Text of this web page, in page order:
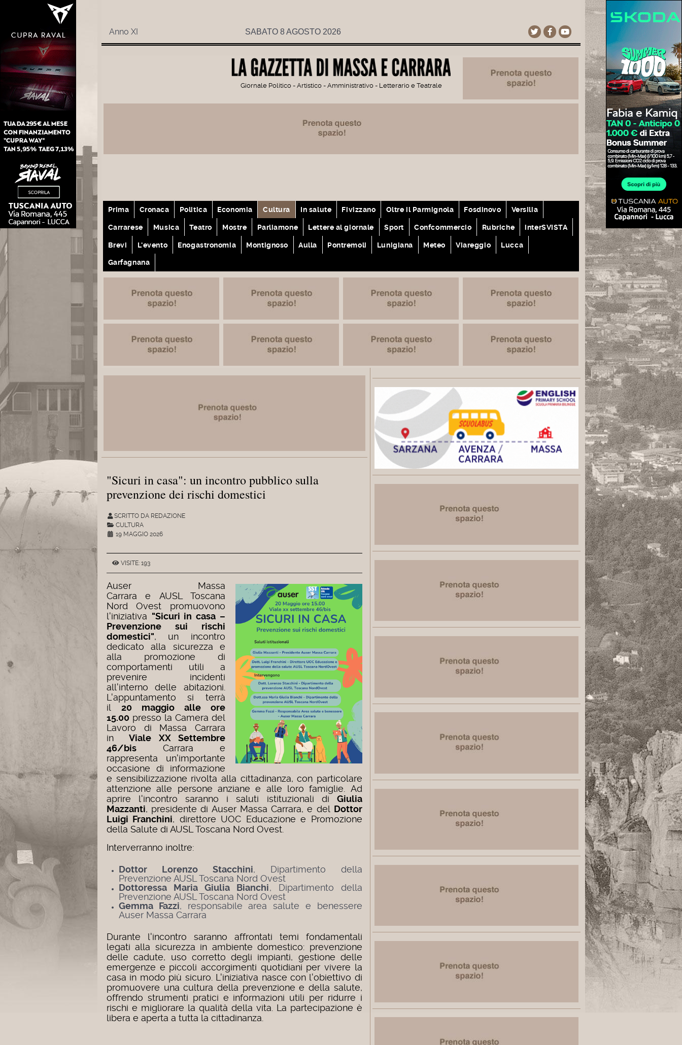
Anno XI SABATO 8 AGOSTO 2026
Giornale Politico - Artistico - Amministrativo - Letterario e Teatrale
Prima Cronaca Politica Economia Cultura In salute Fivizzano Oltre il Parmignola Fosdinovo Versilia
Carrarese Musica Teatro Mostre Parliamone Lettere al giornale Sport Confcommercio Rubriche interSVISTA
Brevi L'evento Enogastronomia Montignoso Aulla Pontremoli Lunigiana Meteo Viareggio Lucca
Garfagnana
"Sicuri in casa": un incontro pubblico sulla
prevenzione dei rischi domestici
SCRITTO DA REDAZIONE
CULTURA
19 MAGGIO 2026
VISITE: 193
Auser Massa
Carrara e AUSL Toscana
Nord Ovest promuovono
l'iniziativa "Sicuri in casa –
Prevenzione sui rischi
domestici", un incontro
dedicato alla sicurezza e
alla promozione di
comportamenti utili a
prevenire incidenti
all'interno delle abitazioni.
L'appuntamento si terrà
il 20 maggio alle ore
15.00 presso la Camera del
Lavoro di Massa Carrara
inViale XX Settembre
46/bis Carrara e
rappresenta un'importante
occasione di informazione
e sensibilizzazione rivolta alla cittadinanza, con particolare
attenzione alle persone anziane e alle loro famiglie. Ad
aprire l'incontro saranno i saluti istituzionali di Giulia
Mazzanti, presidente di Auser Massa Carrara, e del Dottor
Luigi Franchini, direttore UOC Educazione e Promozione
della Salute di AUSL Toscana Nord Ovest.
Interverranno inoltre:
Dottor Lorenzo Stacchini, Dipartimento della
Prevenzione AUSL Toscana Nord Ovest
Dottoressa Maria Giulia Bianchi, Dipartimento della
Prevenzione AUSL Toscana Nord Ovest
Gemma Fazzi, responsabile area salute e benessere
Auser Massa Carrara
Durante l'incontro saranno affrontati temi fondamentali
legati alla sicurezza in ambiente domestico: prevenzione
delle cadute, uso corretto degli impianti, gestione delle
emergenze e piccoli accorgimenti quotidiani per vivere la
casa in modo più sicuro. L'iniziativa nasce con l'obiettivo di
promuovere una cultura della prevenzione e della salute,
offrendo strumenti pratici e informazioni utili per ridurre i
rischi e migliorare la qualità della vita. La partecipazione è
libera e aperta a tutta la cittadinanza.